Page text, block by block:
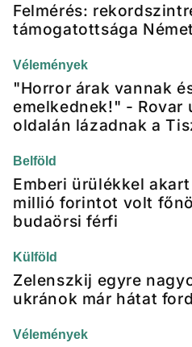
Felmérés:
támogatottsága
Vélemények
"Horror árak vannak
emelkednek!" - Rovar
oldalán lázadnak a
Belföld
Emberi ürülékkel
millió forintot volt
budaörsi férfi
Külföld
Zelenszkij egyre
ukránok már hátat
Vélemények